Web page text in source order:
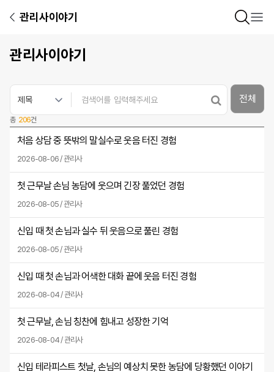
관리사이야기
관리사이야기
총 206건
전체
처음 상담 중 뜻밖의 말실수로 웃음 터진 경험
2026-08-06 / 관리사
첫 근무날 손님 농담에 웃으며 긴장 풀었던 경험
2026-08-05 / 관리사
신입 때 첫 손님과 실수 뒤 웃음으로 풀린 경험
2026-08-05 / 관리사
신입 때 첫 손님과 어색한 대화 끝에 웃음 터진 경험
2026-08-04 / 관리사
첫 근무날, 손님 칭찬에 힘내고 성장한 기억
2026-08-04 / 관리사
신입 테라피스트 첫날, 손님의 예상치 못한 농담에 당황했던 이야기